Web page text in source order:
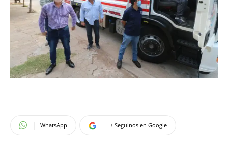
WhatsApp + Seguinos en Google